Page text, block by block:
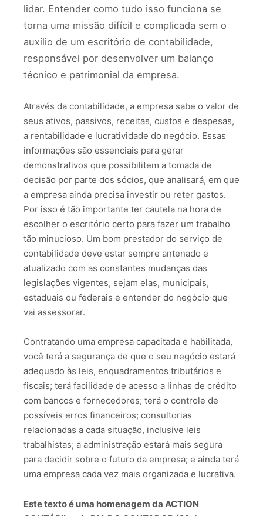
lidar. Entender como tudo isso funciona se
torna uma missão difícil e complicada sem o
auxílio de um escritório de contabilidade,
responsável por desenvolver um balanço
técnico e patrimonial da empresa.
Através da contabilidade, a empresa sabe o valor de
seus ativos, passivos, receitas, custos e despesas,
a rentabilidade e lucratividade do negócio. Essas
informações são essenciais para gerar
demonstrativos que possibilitem a tomada de
decisão por parte dos sócios, que analisará, em que
a empresa ainda precisa investir ou reter gastos.
Por isso é tão importante ter cautela na hora de
escolher o escritório certo para fazer um trabalho
tão minucioso. Um bom prestador do serviço de
contabilidade deve estar sempre antenado e
atualizado com as constantes mudanças das
legislações vigentes, sejam elas, municipais,
estaduais ou federais e entender do negócio que
vai assessorar.
Contratando uma empresa capacitada e habilitada,
você terá a segurança de que o seu negócio estará
adequado às leis, enquadramentos tributários e
fiscais; terá facilidade de acesso a linhas de crédito
com bancos e fornecedores; terá o controle de
possíveis erros financeiros; consultorias
relacionadas a cada situação, inclusive leis
trabalhistas; a administração estará mais segura
para decidir sobre o futuro da empresa; e ainda terá
uma empresa cada vez mais organizada e lucrativa.
Este texto é uma homenagem da ACTION